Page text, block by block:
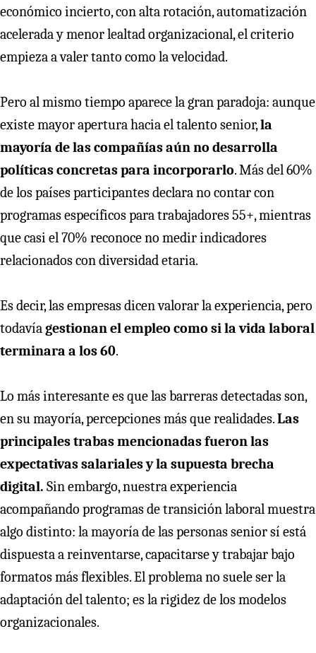
económico incierto, con alta rotación, automatización
acelerada y menor lealtad organizacional, el criterio
empieza a valer tanto como la velocidad.
Pero al mismo tiempo aparece la gran paradoja: aunque
existe mayor apertura hacia el talento senior,la
mayoría de las compañías aún no desarrolla
políticas concretas para incorporarlo. Más del 60%
de los países participantes declara no contar con
programas específicos para trabajadores 55+, mientras
que casi el 70% reconoce no medir indicadores
relacionados con diversidad etaria.
Es decir, las empresas dicen valorar la experiencia, pero
todavíagestionan el empleo como si la vida laboral
terminara a los 60.
Lo más interesante es que las barreras detectadas son,
en su mayoría, percepciones más que realidades.Las
principales trabas mencionadas fueron las
expectativas salariales y la supuesta brecha
digital. Sin embargo, nuestra experiencia
acompañando programas de transición laboral muestra
algo distinto: la mayoría de las personas senior sí está
dispuesta a reinventarse, capacitarse y trabajar bajo
formatos más flexibles. El problema no suele ser la
adaptación del talento; es la rigidez de los modelos
organizacionales.